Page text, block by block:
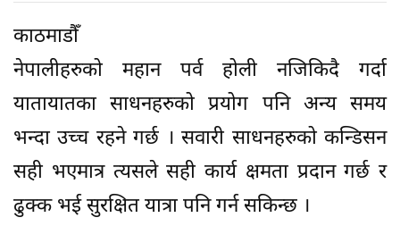
काठमाडौँ
नेपालीहरुको महान पर्व होली नजिकिदै गर्दा
यातायातका साधनहरुको प्रयोग पनि अन्य समय
भन्दा उच्च रहने गर्छ । सवारी साधनहरुको कन्डिसन
सही भएमात्र त्यसले सही कार्य क्षमता प्रदान गर्छ र
ढुक्क भई सुरक्षित यात्रा पनि गर्न सकिन्छ ।